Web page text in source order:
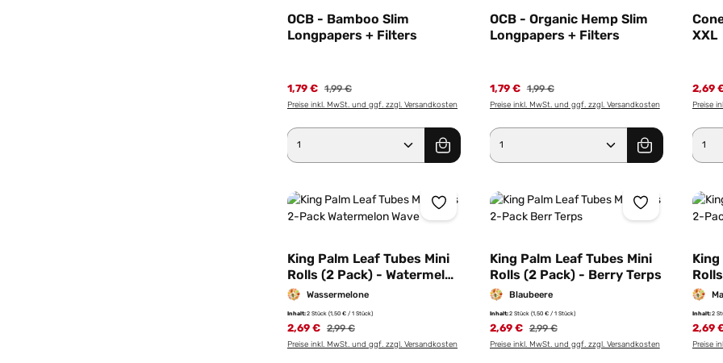
OCB - Bamboo Slim
Longpapers + Filters
1,79 € 1,99 €
Preise inkl. MwSt. und ggf. zzgl. Versandkosten
Produkt Anzahl: Gib den gewünschten Wert ein
OCB - Organic Hemp Slim
Longpapers + Filters
1,79 € 1,99 €
Preise inkl. MwSt. und ggf. zzgl. Versandkosten
Produkt Anzahl: Gib den
XXL
2,69
Preise
King Palm Leaf Tubes Mini
Rolls (2 Pack) - Watermelon
WaveWassermelone
Inhalt:2 Stück (1,50 € / 1 Stück)
2,69 € 2,99 €
Preise inkl. MwSt. und ggf. zzgl. Versandkosten
King Palm Leaf Tubes Mini
Rolls (2 Pack) - Berry Terps
Blaubeere
Inhalt:2 Stück (1,50 € / 1 Stück)
2,69 € 2,99 €
Preise inkl. MwSt. und ggf. zzgl. Versandkosten
Inhalt:2
2,69
Preise